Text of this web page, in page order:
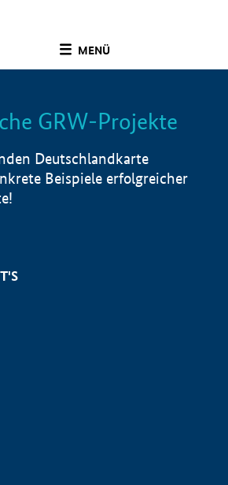
MENÜ
Info
GRW-Projekte
Deutschlandkarte
Beispiele erfolgreicher